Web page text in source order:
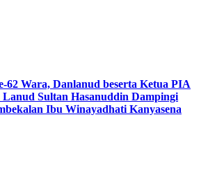
62 Wara, Danlanud beserta Ketua PIA
Sultan Hasanuddin Dampingi
Ibu Winayadhati Kanyasena